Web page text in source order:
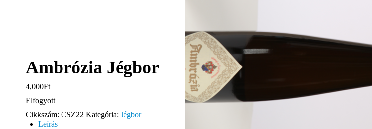
Ambrózia Jégbor
4,000Ft
Elfogyott
Cikkszám: CSZ22 Kategória: Jégbor
Leírás